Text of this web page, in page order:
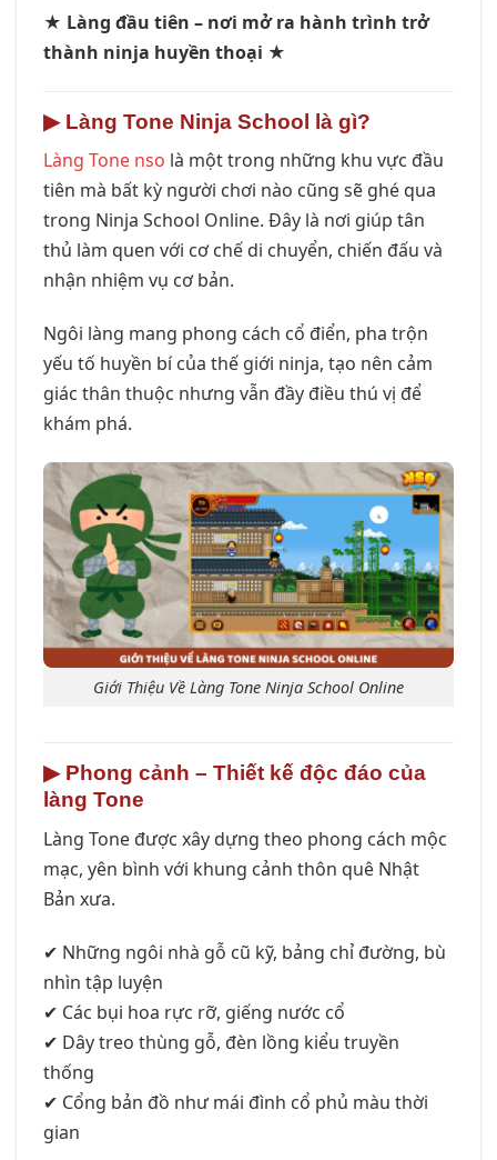
★ Làng đầu tiên – nơi mở ra hành trình trở
thành ninja huyền thoại ★
▶ Làng Tone Ninja School là gì?
Làng Tone nso là một trong những khu vực đầu
tiên mà bất kỳ người chơi nào cũng sẽ ghé qua
trong Ninja School Online. Đây là nơi giúp tân
thủ làm quen với cơ chế di chuyển, chiến đấu và
nhận nhiệm vụ cơ bản.
Ngôi làng mang phong cách cổ điển, pha trộn
yếu tố huyền bí của thế giới ninja, tạo nên cảm
giác thân thuộc nhưng vẫn đầy điều thú vị để
khám phá.
Giới Thiệu Về Làng Tone Ninja School Online
▶ Phong cảnh – Thiết kế độc đáo của
làng Tone
Làng Tone được xây dựng theo phong cách mộc
mạc, yên bình với khung cảnh thôn quê Nhật
Bản xưa.
✔ Những ngôi nhà gỗ cũ kỹ, bảng chỉ đường, bù
nhìn tập luyện
✔ Các bụi hoa rực rỡ, giếng nước cổ
✔ Dây treo thùng gỗ, đèn lồng kiểu truyền
thống
✔ Cổng bản đồ như mái đình cổ phủ màu thời
gian